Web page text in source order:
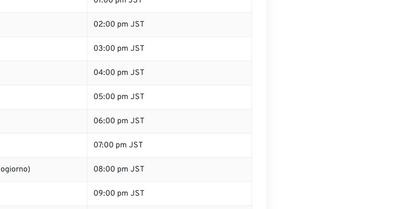
02:00 pm JST
03:00 pm JST
04:00 pm JST
05:00 pm JST
06:00 pm JST
07:00 pm JST
08:00 pm JST
09:00 pm JST